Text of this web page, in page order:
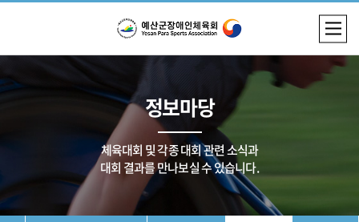
정보마당
체육대회 및 각종 대회 관련 소식과
대회 결과를 만나보실 수 있습니다.